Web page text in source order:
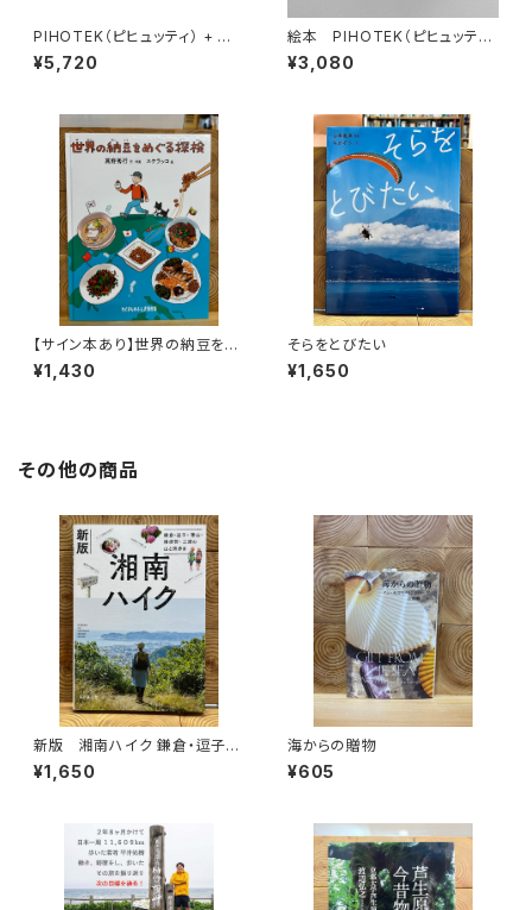
PIHOTEK（ピヒュッティ） + オリ
ジナルふろしき（薄紫）セット
¥5,720
絵本 PIHOTEK（ピヒュッティ）
北極を風と歩く
¥3,080
【サイン本あり】世界の納豆をめ
ぐる探検
¥1,430
そらをとびたい
¥1,650
その他の商品
新版 湘南ハイク 鎌倉・逗子・
葉山・横須賀・三浦の山と海歩き
¥1,650
海からの贈物
¥605